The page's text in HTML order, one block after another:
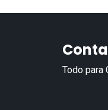
Todo para